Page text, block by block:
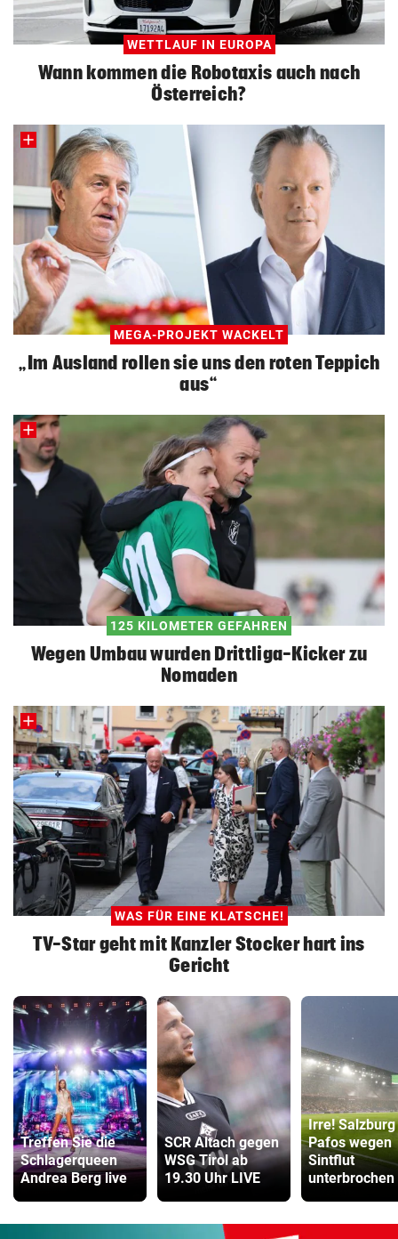
WETTLAUF IN EUROPA
Wann kommen die Robotaxis auch nach
Österreich?
MEGA-PROJEKT WACKELT
„Im Ausland rollen sie uns den roten Teppich
aus“
125 KILOMETER GEFAHREN
Wegen Umbau wurden Drittliga-Kicker zu
Nomaden
WAS FÜR EINE KLATSCHE!
TV-Star geht mit Kanzler Stocker hart ins
Gericht
Treffen Sie die
Schlagerqueen
Andrea Berg live
SCR Altach gegen
WSG Tirol ab
19.30 Uhr LIVE
Irre!
Pafos wegen
Sintflut
unterbrochen